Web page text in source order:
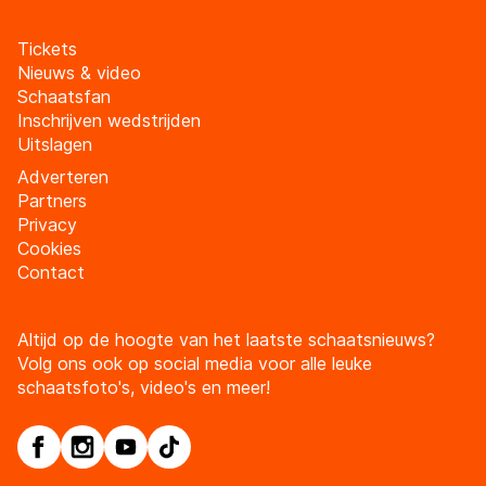
Tickets
Nieuws & video
Schaatsfan
Inschrijven wedstrijden
Uitslagen
Adverteren
Partners
Privacy
Cookies
Contact
Altijd op de hoogte van het laatste schaatsnieuws?
Volg ons ook op social media voor alle leuke
schaatsfoto's, video's en meer!